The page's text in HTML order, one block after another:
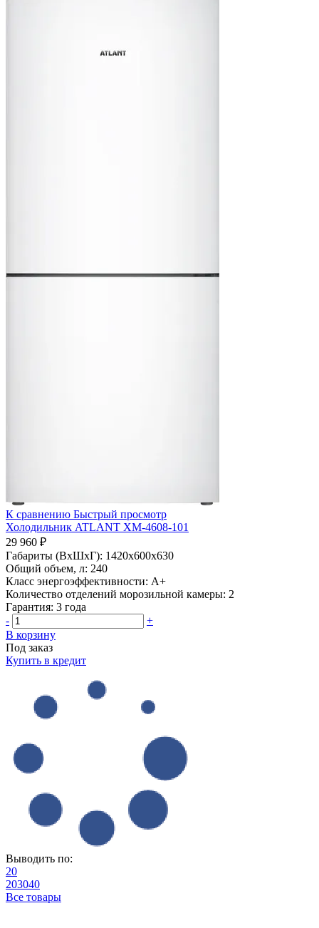
К сравнению Быстрый просмотр
Холодильник ATLANT ХМ-4608-101
29 960 ₽
Габариты (ВхШхГ): 1420x600x630
Общий объем, л: 240
Класс энергоэффективности: A+
Количество отделений морозильной камеры: 2
Гарантия: 3 года
-
+
В корзину
Под заказ
Купить в кредит
Выводить по:
20
203040
Все товары